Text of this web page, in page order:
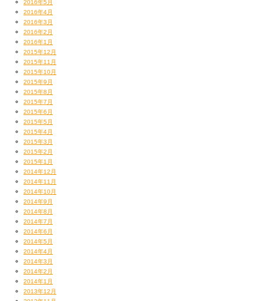
2016年5月
2016年4月
2016年3月
2016年2月
2016年1月
2015年12月
2015年11月
2015年10月
2015年9月
2015年8月
2015年7月
2015年6月
2015年5月
2015年4月
2015年3月
2015年2月
2015年1月
2014年12月
2014年11月
2014年10月
2014年9月
2014年8月
2014年7月
2014年6月
2014年5月
2014年4月
2014年3月
2014年2月
2014年1月
2013年12月